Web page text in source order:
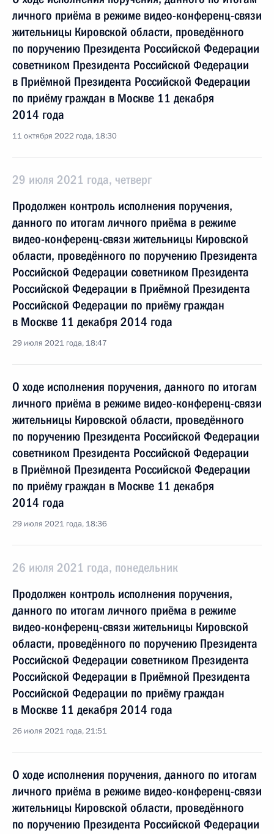
личного приёма в режиме видео-конференц-связи
жительницы Кировской области, проведённого
по поручению Президента Российской Федерации
советником Президента Российской Федерации
в Приёмной Президента Российской Федерации
по приёму граждан в Москве 11 декабря
2014 года
11 октября 2022 года, 18:30
29 июля 2021 года, четверг
Продолжен контроль исполнения поручения,
данного по итогам личного приёма в режиме
видео-конференц-связи жительницы Кировской
области, проведённого по поручению Президента
Российской Федерации советником Президента
Российской Федерации в Приёмной Президента
Российской Федерации по приёму граждан
в Москве 11 декабря 2014 года
29 июля 2021 года, 18:47
О ходе исполнения поручения, данного по итогам
личного приёма в режиме видео-конференц-связи
жительницы Кировской области, проведённого
по поручению Президента Российской Федерации
советником Президента Российской Федерации
в Приёмной Президента Российской Федерации
по приёму граждан в Москве 11 декабря
2014 года
29 июля 2021 года, 18:36
26 июля 2021 года, понедельник
Продолжен контроль исполнения поручения,
данного по итогам личного приёма в режиме
видео-конференц-связи жительницы Кировской
области, проведённого по поручению Президента
Российской Федерации советником Президента
Российской Федерации в Приёмной Президента
Российской Федерации по приёму граждан
в Москве 11 декабря 2014 года
26 июля 2021 года, 21:51
О ходе исполнения поручения, данного по итогам
личного приёма в режиме видео-конференц-связи
жительницы Кировской области, проведённого
по поручению Президента Российской Федерации